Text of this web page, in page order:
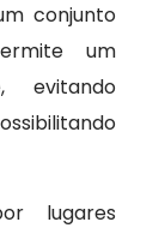
conjunto
um
evitando
lugares